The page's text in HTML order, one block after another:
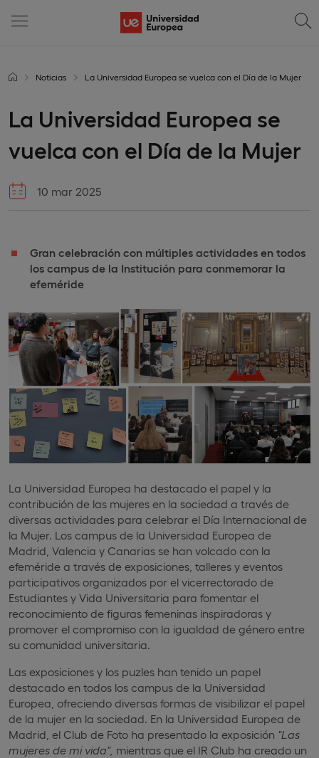
Noticias La Universidad Europea se vuelca con el Día de la Mujer
La Universidad Europea se
vuelca con el Día de la Mujer
10 mar 2025
Gran celebración con múltiples actividades en todos
los campus de la Institución para conmemorar la
efeméride
La Universidad Europea ha destacado el papel y la
contribución de las mujeres en la sociedad a través de
diversas actividades para celebrar el Día Internacional de
la Mujer. Los campus de la Universidad Europea de
Madrid, Valencia y Canarias se han volcado con la
efeméride a través de exposiciones, talleres y eventos
participativos organizados por el vicerrectorado de
Estudiantes y Vida Universitaria para fomentar el
reconocimiento de figuras femeninas inspiradoras y
promover el compromiso con la igualdad de género entre
su comunidad universitaria.
Las exposiciones y los puzles han tenido un papel
destacado en todos los campus de la Universidad
Europea, ofreciendo diversas formas de visibilizar el papel
de la mujer en la sociedad. En la Universidad Europea de
Madrid, el Club de Foto ha presentado la exposición "Las
mujeres de mi vida", mientras que el IR Club ha creado un